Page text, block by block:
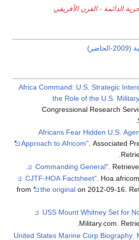
الدائمة - القرن الأفريقي
"Africa Command: U.S. Strategic
the Role of the U.S.
Congressional Research
.
"Africans Fear Hidden U.S.
Approach to Africom". Associated
.
.
.
.
from
the original on 2012-09-16 .
Military.com.
.
"United States Marine Corp Biography: